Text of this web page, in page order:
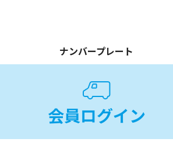
ナンバープレート
会員ログイン